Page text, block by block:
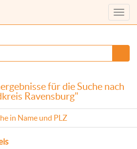
Menü
für die Suche nach
Ravensburg"
in Name und PLZ